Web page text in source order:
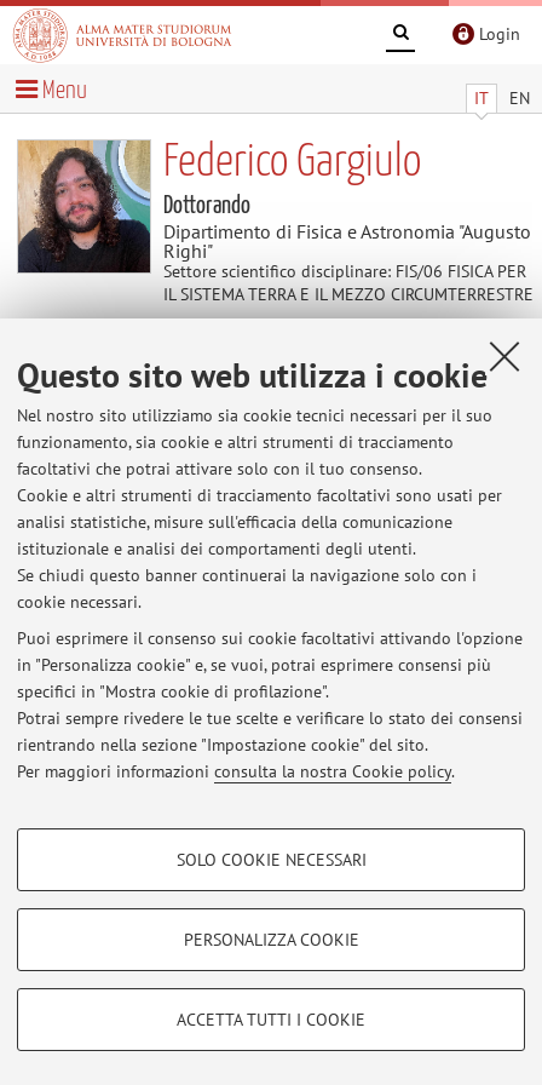
Questo sito web utilizza i cookie
Nel nostro sito utilizziamo sia cookie tecnici necessari per il suo
funzionamento, sia cookie e altri strumenti di tracciamento
facoltativi che potrai attivare solo con il tuo consenso.
Cookie e altri strumenti di tracciamento facoltativi sono usati per
analisi statistiche, misure sull'efficacia della comunicazione
istituzionale e analisi dei comportamenti degli utenti.
Se chiudi questo banner continuerai la navigazione solo con i
cookie necessari.
Puoi esprimere il consenso sui cookie facoltativi attivando l'opzione
in "Personalizza cookie" e, se vuoi, potrai esprimere consensi più
specifici in "Mostra cookie di profilazione".
Potrai sempre rivedere le tue scelte e verificare lo stato dei consensi
rientrando nella sezione "Impostazione cookie" del sito.
Per maggiori informazioni consulta la nostra Cookie policy.
COOKIE DI PROFILAZIONE - FACOLTATIVI
COOKIE TECNICI - NECESSARI
Si tratta di cookie tecnici utilizzati, a titolo esemplificativo, per il corretto
SOLO COOKIE NECESSARI
PERSONALIZZA COOKIE
ACCETTA TUTTI I COOKIE
Login
IT EN
Menu
Federico Gargiulo
Dottorando
Dipartimento di Fisica e Astronomia "Augusto
Righi"
Settore scientifico disciplinare: FIS/06 FISICA PER
IL SISTEMA TERRA E IL MEZZO CIRCUMTERRESTRE
Contenuti utili
Al momento non sono presenti contenuti.
Ultimi avvisi
Al momento non sono presenti avvisi.
Area riservata
Accedi tramite login per gestire tutti i contenuti del sito.
© 2026 - ALMA MATER STUDIORUM - Università di Bologna - Via
Zamboni, 33 - 40126 Bologna - Partita IVA: 01131710376
Privacy|Note legali|Impostazioni Cookie